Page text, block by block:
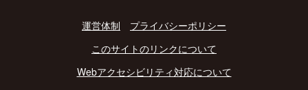
運営体制
プライバシーポリシー
このサイトのリンクについて
Webアクセシビリティ対応について